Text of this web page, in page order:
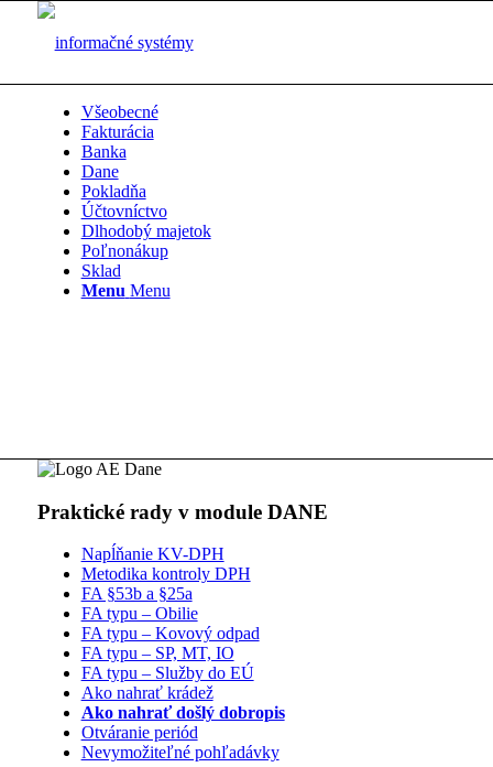
Všeobecné
Fakturácia
Banka
Dane
Pokladňa
Účtovníctvo
Dlhodobý majetok
Poľnonákup
Sklad
Menu Menu
Praktické rady v module DANE
Napĺňanie KV-DPH
Metodika kontroly DPH
FA §53b a §25a
FA typu – Obilie
FA typu – Kovový odpad
FA typu – SP, MT, IO
FA typu – Služby do EÚ
Ako nahrať krádež
Ako nahrať došlý dobropis
Otváranie periód
Nevymožiteľné pohľadávky